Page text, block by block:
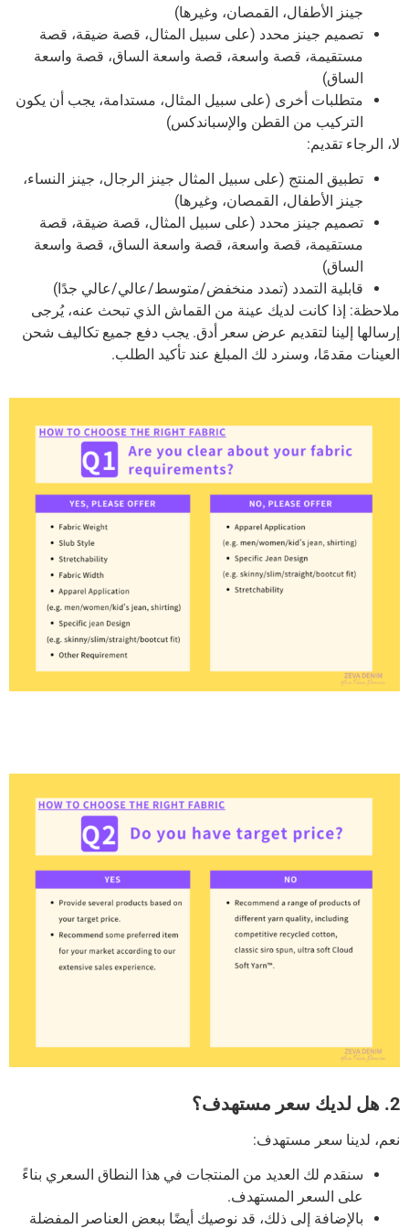
جينز الأطفال، القمصان، وغيرها)
تصميم جينز محدد (على سبيل المثال، قصة ضيقة، قصة
مستقيمة، قصة واسعة، قصة واسعة الساق، قصة واسعة
الساق)
متطلبات أخرى (على سبيل المثال، مستدامة، يجب أن يكون
التركيب من القطن والإسباندكس)
لا، الرجاء تقديم:
تطبيق المنتج (على سبيل المثال جينز الرجال، جينز النساء،
جينز الأطفال، القمصان، وغيرها)
تصميم جينز محدد (على سبيل المثال، قصة ضيقة، قصة
مستقيمة، قصة واسعة، قصة واسعة الساق، قصة واسعة
الساق)
قابلية التمدد (تمدد منخفض/متوسط/عالي/عالي جدًا)
ملاحظة: إذا كانت لديك عينة من القماش الذي تبحث عنه، يُرجى
إرسالها إلينا لتقديم عرض سعر أدق. يجب دفع جميع تكاليف شحن
العينات مقدمًا، وسنرد لك المبلغ عند تأكيد الطلب.
2. هل لديك سعر مستهدف؟
نعم، لدينا سعر مستهدف:
سنقدم لك العديد من المنتجات في هذا النطاق السعري بناءً
على السعر المستهدف.
بالإضافة إلى ذلك، قد نوصيك أيضًا ببعض العناصر المفضلة